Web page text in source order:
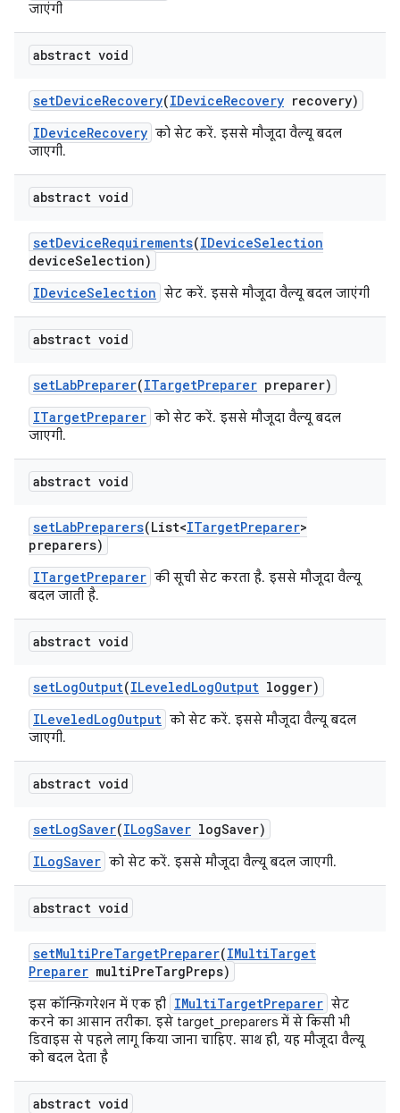
जाएंगी
abstract void
setDeviceRecovery(IDeviceRecovery recovery)
IDeviceRecovery को सेट करें. इससे मौजूदा वैल्यू बदल
जाएगी.
abstract void
setDeviceRequirements(IDeviceSelection
deviceSelection)
IDeviceSelection सेट करें. इससे मौजूदा वैल्यू बदल जाएंगी
abstract void
setLabPreparer(ITargetPreparer preparer)
ITargetPreparer को सेट करें. इससे मौजूदा वैल्यू बदल
जाएगी.
abstract void
setLabPreparers(List<ITargetPreparer>
preparers)
ITargetPreparer की सूची सेट करता है. इससे मौजूदा वैल्यू
बदल जाती है.
abstract void
setLogOutput(ILeveledLogOutput logger)
ILeveledLogOutput को सेट करें. इससे मौजूदा वैल्यू बदल
जाएगी.
abstract void
setLogSaver(ILogSaver logSaver)
ILogSaver को सेट करें. इससे मौजूदा वैल्यू बदल जाएगी.
abstract void
setMultiPreTargetPreparer(IMultiTarget
Preparer multiPreTargPreps)
इस कॉन्फ़िगरेशन में एक ही IMultiTargetPreparer सेट
करने का आसान तरीका. इसे target_preparers में से किसी भी
डिवाइस से पहले लागू किया जाना चाहिए. साथ ही, यह मौजूदा वैल्यू
को बदल देता है
abstract void